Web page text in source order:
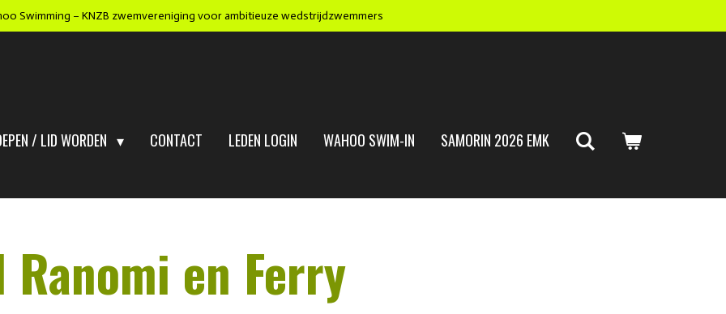
Swimming – KNZB zwemvereniging voor ambitieuze wedstrijdzwemmers
/ LID WORDEN CONTACT LEDEN LOGIN WAHOO SWIM-IN
SAMORIN 2026 EMK
en Ferry